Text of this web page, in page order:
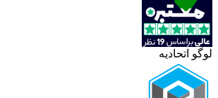
لوگو اتحادیه